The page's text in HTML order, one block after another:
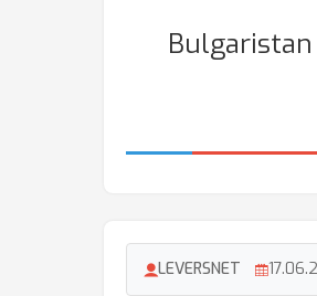
Bulgaristan
LEVERSNET